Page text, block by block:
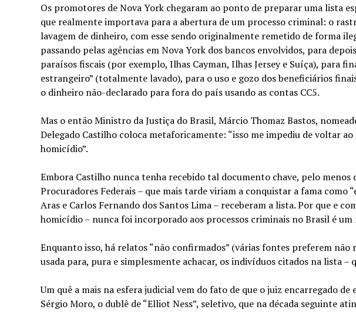
Os promotores de Nova York chegaram ao ponto de preparar uma lista
que realmente importava para a abertura de um processo criminal: o
lavagem de dinheiro, com esse sendo originalmente remetido de forma
passando pelas agências em Nova York dos bancos envolvidos, para
paraísos fiscais (por exemplo, Ilhas Cayman, Ilhas Jersey e Suíça), para
estrangeiro” (totalmente lavado), para o uso e gozo dos beneficiários
o dinheiro não-declarado para fora do país usando as contas CC5.
Mas o então Ministro da Justiça do Brasil, Márcio Thomaz Bastos,
Delegado Castilho coloca metaforicamente: “isso me impediu de voltar ao
homicídio”.
Embora Castilho nunca tenha recebido tal documento chave, pelo menos
Procuradores Federais – que mais tarde viriam a conquistar a fama como
Aras e Carlos Fernando dos Santos Lima – receberam a lista. Por que e
homicídio – nunca foi incorporado aos processos criminais no Brasil é
Enquanto isso, há relatos “não confirmados” (várias fontes preferem não
usada para, pura e simplesmente achacar, os indivíduos citados na lista –
Um quê a mais na esfera judicial vem do fato de que o juiz encarregado
Sérgio Moro, o dublê de “Elliot Ness”, seletivo, que na década seguinte